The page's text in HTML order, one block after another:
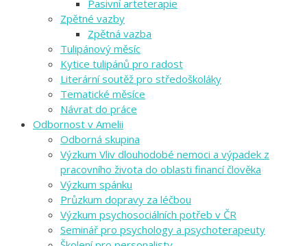
Pasivní arteterapie
Zpětné vazby
Zpětná vazba
Tulipánový měsíc
Kytice tulipánů pro radost
Literární soutěž pro středoškoláky
Tematické měsíce
Návrat do práce
Odbornost v Amelii
Odborná skupina
Výzkum Vliv dlouhodobé nemoci a výpadek z
pracovního života do oblasti financí člověka
Výzkum spánku
Průzkum dopravy za léčbou
Výzkum psychosociálních potřeb v ČR
Seminář pro psychology a psychoterapeuty